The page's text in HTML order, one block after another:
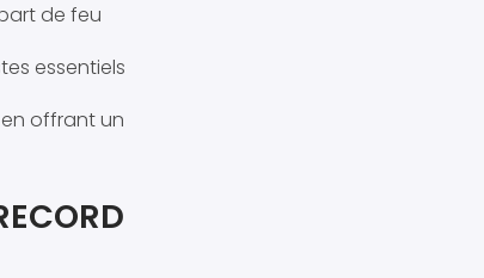
de feu
essentiels
offrant un